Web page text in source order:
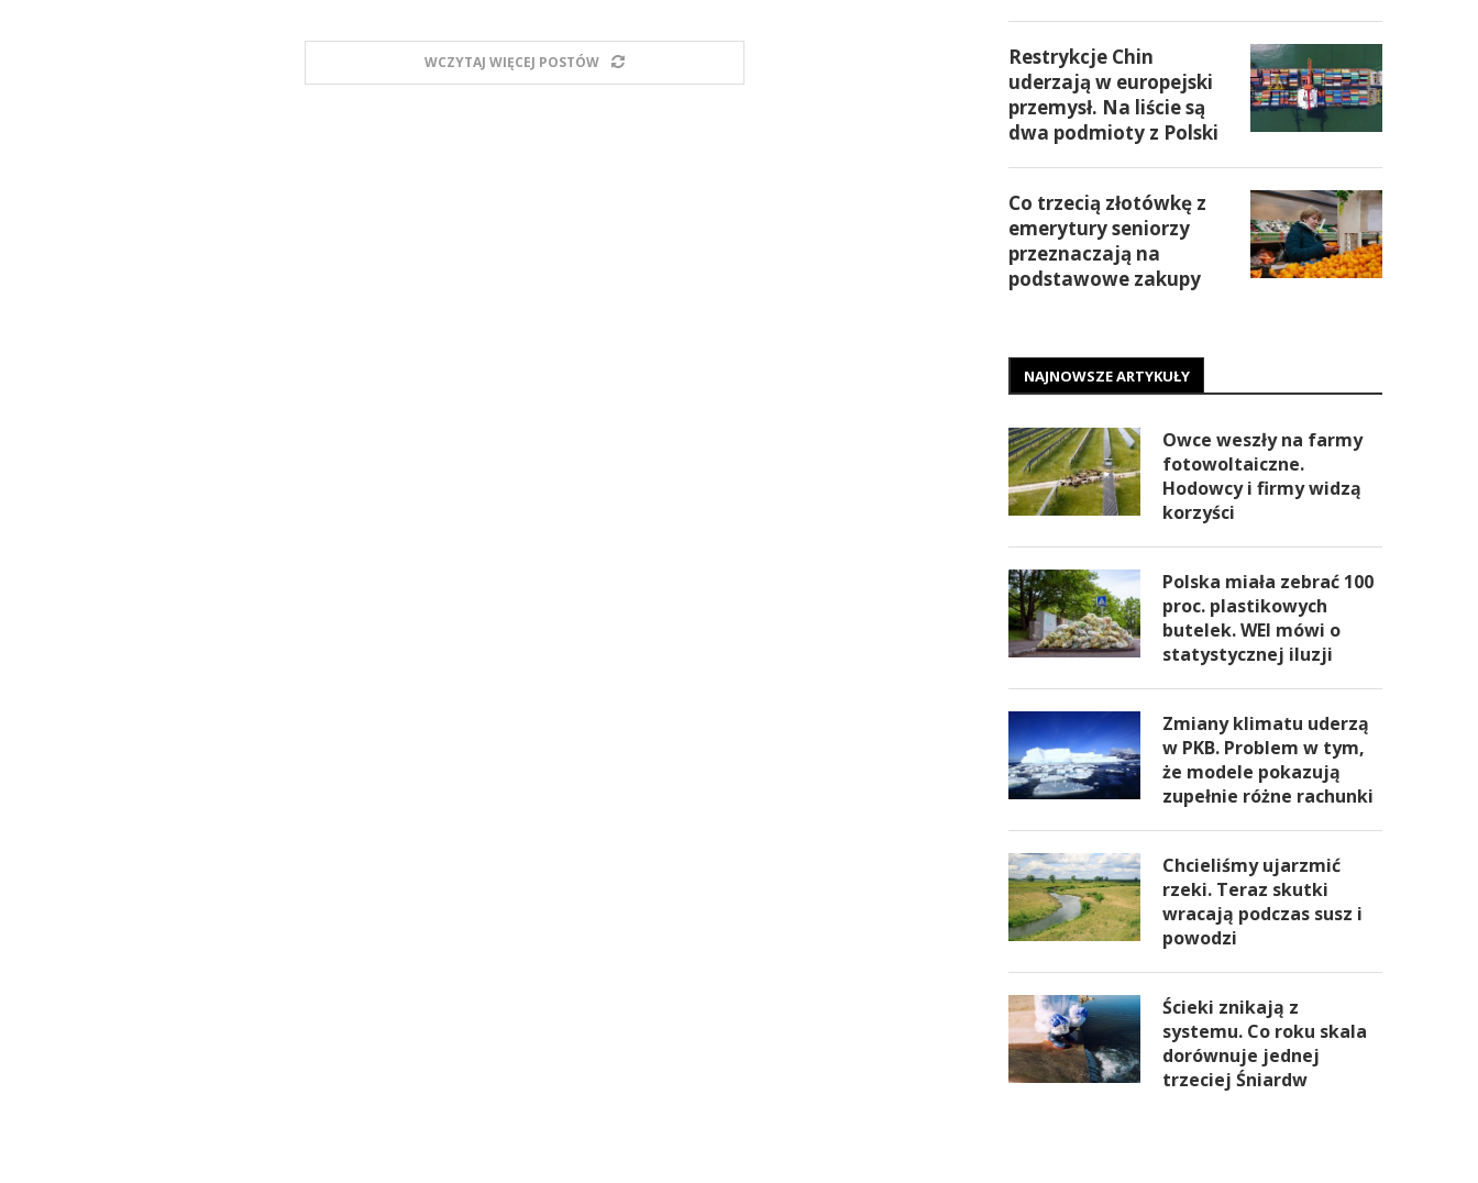
WCZYTAJ WIĘCEJ POSTÓW
Restrykcje Chin
uderzają w europejski
przemysł. Na liście są
dwa podmioty z Polski
Co trzecią złotówkę z
emerytury seniorzy
przeznaczają na
podstawowe zakupy
NAJNOWSZE ARTYKUŁY
Owce weszły na farmy
fotowoltaiczne.
Hodowcy i firmy widzą
korzyści
Polska miała zebrać 100
proc. plastikowych
butelek. WEI mówi o
statystycznej iluzji
Zmiany klimatu uderzą
w PKB. Problem w tym,
że modele pokazują
zupełnie różne rachunki
Chcieliśmy ujarzmić
rzeki. Teraz skutki
wracają podczas susz i
powodzi
Ścieki znikają z
systemu. Co roku skala
dorównuje jednej
trzeciej Śniardw